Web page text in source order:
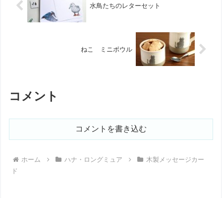
水鳥たちのレターセット
ねこ ミニボウル
コメント
コメントを書き込む
ホーム ハナ・ロングミュア
木製メッセージカー
ド